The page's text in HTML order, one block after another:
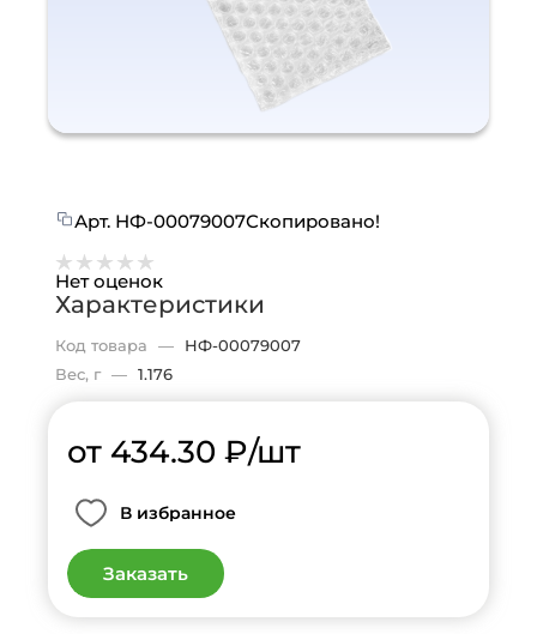
Арт. НФ-00079007Скопировано!
Нет оценок
Характеристики
Код товара —
НФ-00079007
Вес, г — 1.176
от 434.30 ₽/шт
В избранное
Заказать